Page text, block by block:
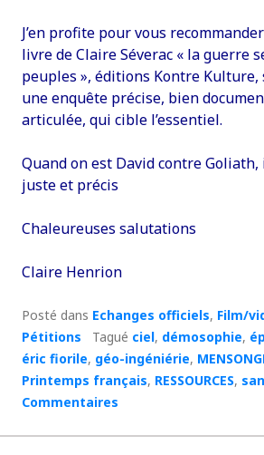
J’en profite pour vous
livre de Claire Séverac « la guerre
peuples », éditions Kontre
une enquête précise, bien
articulée, qui cible l’essentiel.
Quand on est David contre
juste et précis
Chaleureuses salutations
Claire Henrion
Posté dans Echanges officiels, Film/
Pétitions
Tagué ciel, démosophie,
éric fiorile, géo-ingéniérie,
Printemps français, RESSOURCES,
Commentaires